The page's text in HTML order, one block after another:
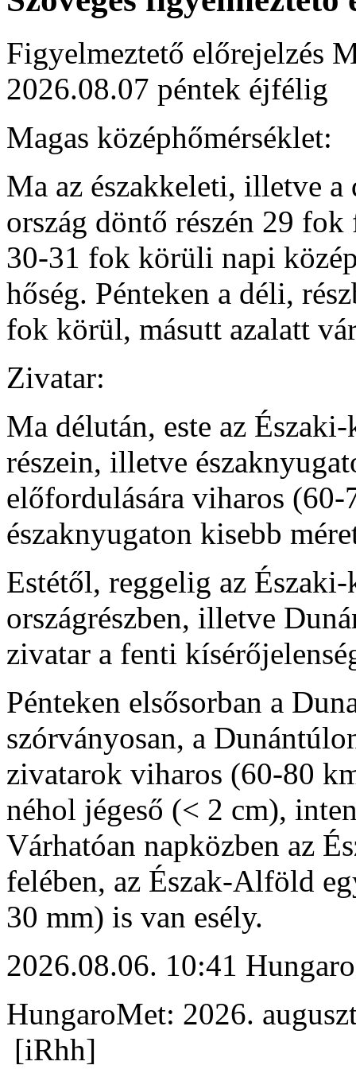
Figyelmeztető előrejelzés
2026.08.07 péntek éjfélig
Magas középhőmérséklet:
Ma az északkeleti, illetve
ország döntő részén 29
30-31 fok körüli napi
hőség. Pénteken a déli,
fok körül, másutt azalatt
Zivatar:
Ma délután, este az
részein, illetve
előfordulására viharos
északnyugaton kisebb
Estétől, reggelig az
országrészben, illetve
zivatar a fenti
Pénteken elsősorban a
szórványosan, a
zivatarok viharos (60-80
néhol jégeső (< 2 cm),
Várhatóan napközben az
felében, az Észak-Alföld
30 mm) is van esély.
2026.08.06. 10:41
HungaroMet: 2026.
[iRhh]